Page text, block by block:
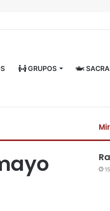
GRUPOS